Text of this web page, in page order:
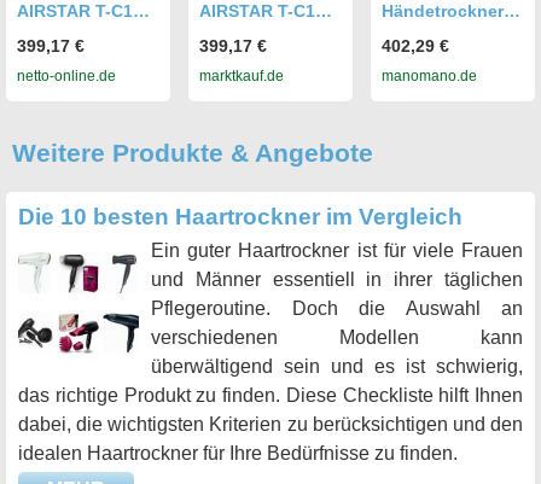
AIRSTAR T-C1
Vandalentrockne
r / Highspeed-
399,17 €
netto-online.de
AIRSTAR T-C1
Vandalentrockne
r / Highspeed-
399,17 €
marktkauf.de
Händetrockner
Kunstoff, Weiß
8596220006363
402,29 €
manomano.de
Weitere Produkte & Angebote
Die 10 besten Haartrockner im Vergleich
Ein guter Haartrockner ist für viele Frauen
und Männer essentiell in ihrer täglichen
Pflegeroutine. Doch die Auswahl an
verschiedenen Modellen kann
überwältigend sein und es ist schwierig,
das richtige Produkt zu finden. Diese Checkliste hilft Ihnen
dabei, die wichtigsten Kriterien zu berücksichtigen und den
idealen Haartrockner für Ihre Bedürfnisse zu finden.